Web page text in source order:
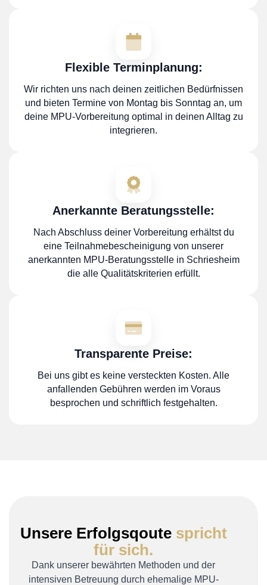
Flexible Terminplanung:
Wir richten uns nach deinen zeitlichen Bedürfnissen
und bieten Termine von Montag bis Sonntag an, um
deine MPU-Vorbereitung optimal in deinen Alltag zu
integrieren.
Anerkannte Beratungsstelle:
Nach Abschluss deiner Vorbereitung erhältst du
eine Teilnahmebescheinigung von unserer
anerkannten MPU-Beratungsstelle in Schriesheim
die alle Qualitätskriterien erfüllt.
Transparente Preise:
Bei uns gibt es keine versteckten Kosten. Alle
anfallenden Gebühren werden im Voraus
besprochen und schriftlich festgehalten.
Unsere Erfolgsqoutespricht
für sich.
Dank unserer bewährten Methoden und der
intensiven Betreuung durch ehemalige MPU-